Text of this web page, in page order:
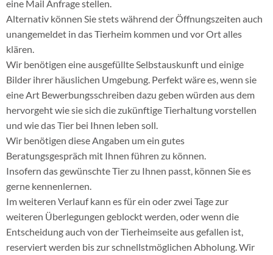
eine Mail Anfrage stellen.
Alternativ können Sie stets während der Öffnungszeiten auch
unangemeldet in das Tierheim kommen und vor Ort alles
klären.
Wir benötigen eine ausgefüllte Selbstauskunft und einige
Bilder ihrer häuslichen Umgebung. Perfekt wäre es, wenn sie
eine Art Bewerbungsschreiben dazu geben würden aus dem
hervorgeht wie sie sich die zukünftige Tierhaltung vorstellen
und wie das Tier bei Ihnen leben soll.
Wir benötigen diese Angaben um ein gutes
Beratungsgespräch mit Ihnen führen zu können.
Insofern das gewünschte Tier zu Ihnen passt, können Sie es
gerne kennenlernen.
Im weiteren Verlauf kann es für ein oder zwei Tage zur
weiteren Überlegungen geblockt werden, oder wenn die
Entscheidung auch von der Tierheimseite aus gefallen ist,
reserviert werden bis zur schnellstmöglichen Abholung. Wir